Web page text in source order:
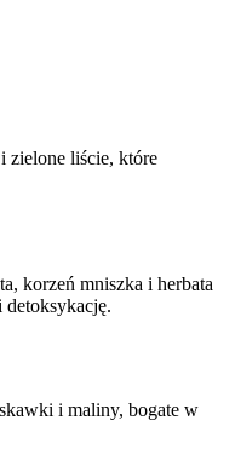
zielone liście, które
korzeń mniszka i herbata
i maliny, bogate w